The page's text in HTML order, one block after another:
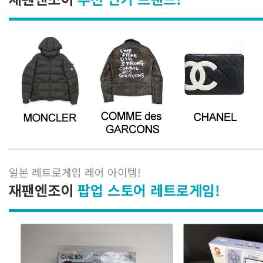
일본 레트로게임 레어 아이템!
재팬엔조이 팝업 스토어 레트로게임!